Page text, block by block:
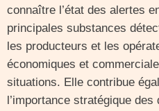
connaître l’état des alertes
principales substances
les producteurs et les
économiques et
situations. Elle contribue
l’importance stratégique